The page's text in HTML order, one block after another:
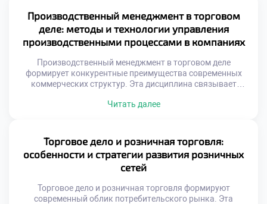
материальных ценностей. Знание логистики становится
обязательным навыком для специалиста. Эффективные
цепи поставок снижают издержки предприятия. Скорость
доставки напрямую […]
Производственный менеджмент в торговом
деле: методы и технологии управления
производственными процессами в компаниях
Производственный менеджмент в торговом деле
формирует конкурентные преимущества современных
коммерческих структур. Эта дисциплина связывает
процессами предприятия. Грамотное управление создает
требует адаптации классических производственных
методик под специфику сбыта. Менеджеры должны
синхронизировать закупки, логистику и предпродажную
подготовку товаров. Без системного […]
Читать далее
Торговое дело и розничная торговля:
особенности и стратегии развития розничных
сетей
Торговое дело и розничная торговля формируют
современный облик потребительского рынка. Эта